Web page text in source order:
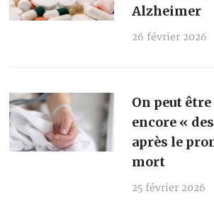
Alzheimer
26 février 2026
On peut
encore «
après le
mort
25 février 2026